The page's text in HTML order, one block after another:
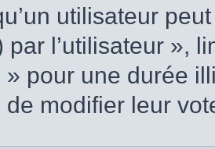
utilisateur
par l’utilisateur »,
» pour une durée
de modifier leur